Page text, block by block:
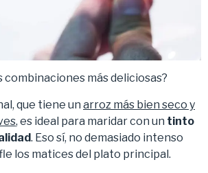
combinaciones más deliciosas?
que tiene un arroz más bien seco y
, es ideal para maridar con un tinto
. Eso sí, no demasiado intenso
los matices del plato principal.